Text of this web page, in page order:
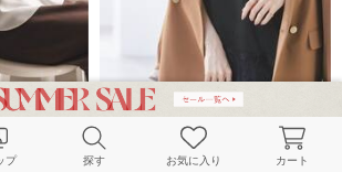
》ワークディ
NOBLE
《予約・セットアップ対応》ルナサテ
プ 探す お気に入り カート